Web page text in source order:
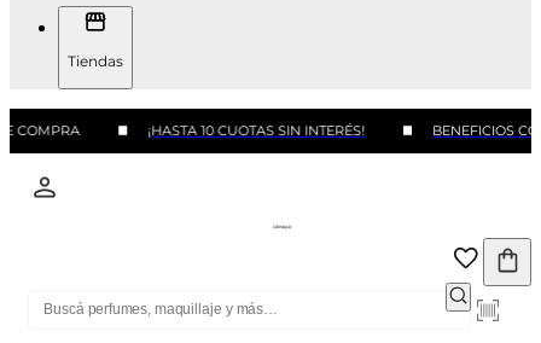
Tiendas
COMPRA ¡HASTA 10 CUOTAS SIN INTERÉS! BENEFICIOS